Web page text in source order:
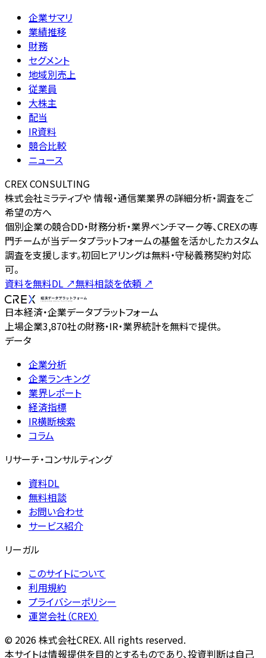
企業サマリ
業績推移
財務
セグメント
地域別売上
従業員
大株主
配当
IR資料
競合比較
ニュース
CREX CONSULTING
株式会社ミラティブや 情報・通信業業界の詳細分析・調査をご
希望の方へ
個別企業の競合DD・財務分析・業界ベンチマーク等、CREXの専
門チームが当データプラットフォームの基盤を活かしたカスタム
調査を支援します。初回ヒアリングは無料・守秘義務契約対応
可。
資料を無料DL ↗無料相談を依頼 ↗
日本経済・企業データプラットフォーム
上場企業3,870社の財務・IR・業界統計を無料で提供。
データ
企業分析
企業ランキング
業界レポート
経済指標
IR横断検索
コラム
リサーチ・コンサルティング
資料DL
無料相談
お問い合わせ
サービス紹介
リーガル
このサイトについて
利用規約
プライバシーポリシー
運営会社（CREX）
© 2026株式会社CREX. All rights reserved.
本サイトは情報提供を目的とするものであり、投資判断は自己